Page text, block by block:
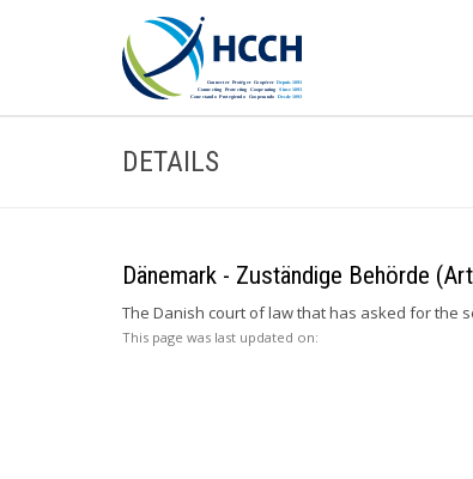
DETAILS
Dänemark - Zuständige Behörde
The Danish court of law that has asked for the
This page was last updated on: